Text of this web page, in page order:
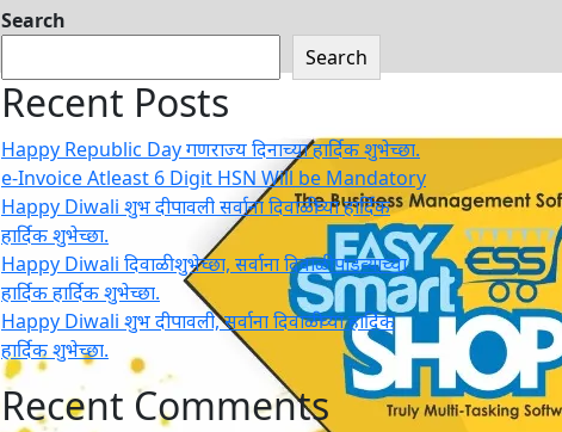
Search
Search
Recent Posts
Happy Republic Day गणराज्य दिनाच्या हार्दिक शुभेच्छा.
e-Invoice Atleast 6 Digit HSN Will be Mandatory
Happy Diwali शुभ दीपावली सर्वाना दिवाळीच्या हार्दिक
हार्दिक शुभेच्छा.
Happy Diwali दिवाळी शुभेच्छा, सर्वाना दिवाळी पाडव्याच्या
हार्दिक हार्दिक शुभेच्छा.
Happy Diwali शुभ दीपावली, सर्वाना दिवाळीच्या हार्दिक
हार्दिक शुभेच्छा.
Recent Comments